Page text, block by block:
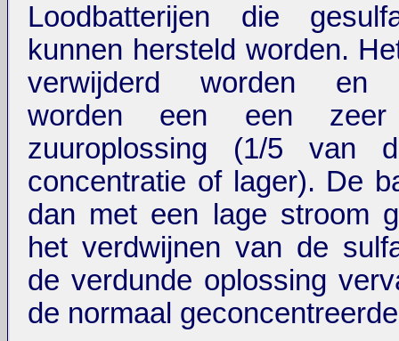
Loodbatterijen die
kunnen hersteld worden.
verwijderd worden en
worden een een zeer
zuuroplossing (1/5 van
concentratie of lager). De
dan met een lage stroom
het verdwijnen van de
de verdunde oplossing
de normaal